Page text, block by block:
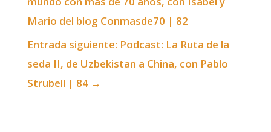
Mario del blog Conmasde70 | 82
Entrada siguiente: Podcast: La Ruta de la
seda II, de Uzbekistan a China, con Pablo
Strubell | 84→